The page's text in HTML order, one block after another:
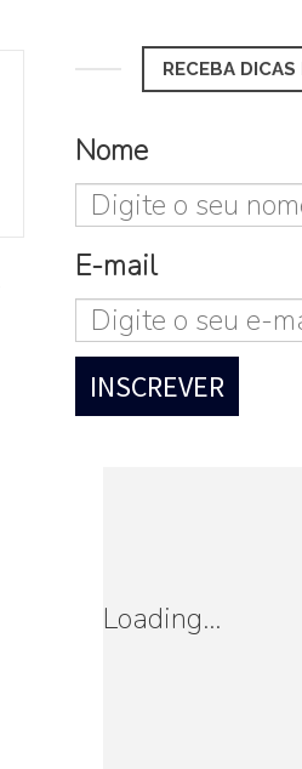
RECEBA DICAS
Nome
E-mail
Loading...